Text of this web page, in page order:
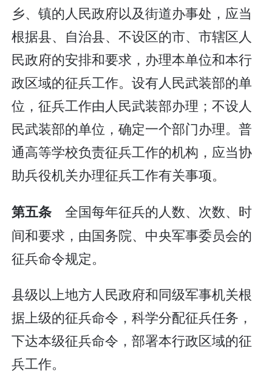
乡、镇的人民政府以及街道办事处，应当
根据县、自治县、不设区的市、市辖区人
民政府的安排和要求，办理本单位和本行
政区域的征兵工作。设有人民武装部的单
位，征兵工作由人民武装部办理；不设人
民武装部的单位，确定一个部门办理。普
通高等学校负责征兵工作的机构，应当协
助兵役机关办理征兵工作有关事项。
第五条 全国每年征兵的人数、次数、时
间和要求，由国务院、中央军事委员会的
征兵命令规定。
县级以上地方人民政府和同级军事机关根
据上级的征兵命令，科学分配征兵任务，
下达本级征兵命令，部署本行政区域的征
兵工作。